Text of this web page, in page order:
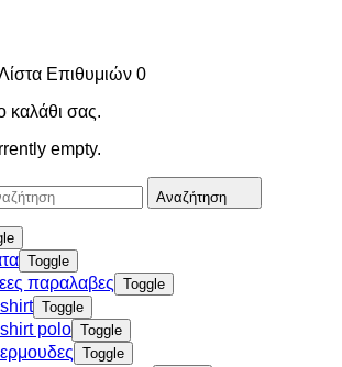
Επιθυμιών 0
καλάθι σας.
empty.
Αναζήτηση
Toggle
παραλαβες Toggle
Toggle
polo Toggle
Toggle